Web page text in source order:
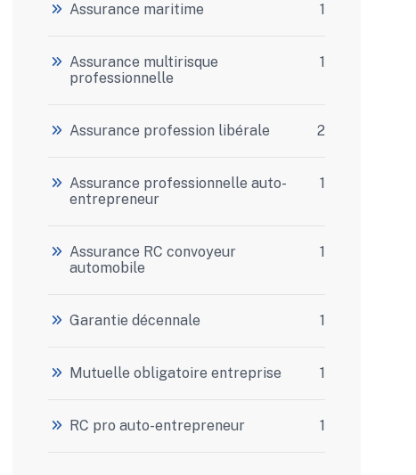
Assurance maritime 1
Assurance multirisque
professionnelle
1
Assurance profession libérale 2
Assurance professionnelle auto-
entrepreneur
1
Assurance RC convoyeur
automobile
1
Garantie décennale 1
Mutuelle obligatoire entreprise 1
RC pro auto-entrepreneur 1